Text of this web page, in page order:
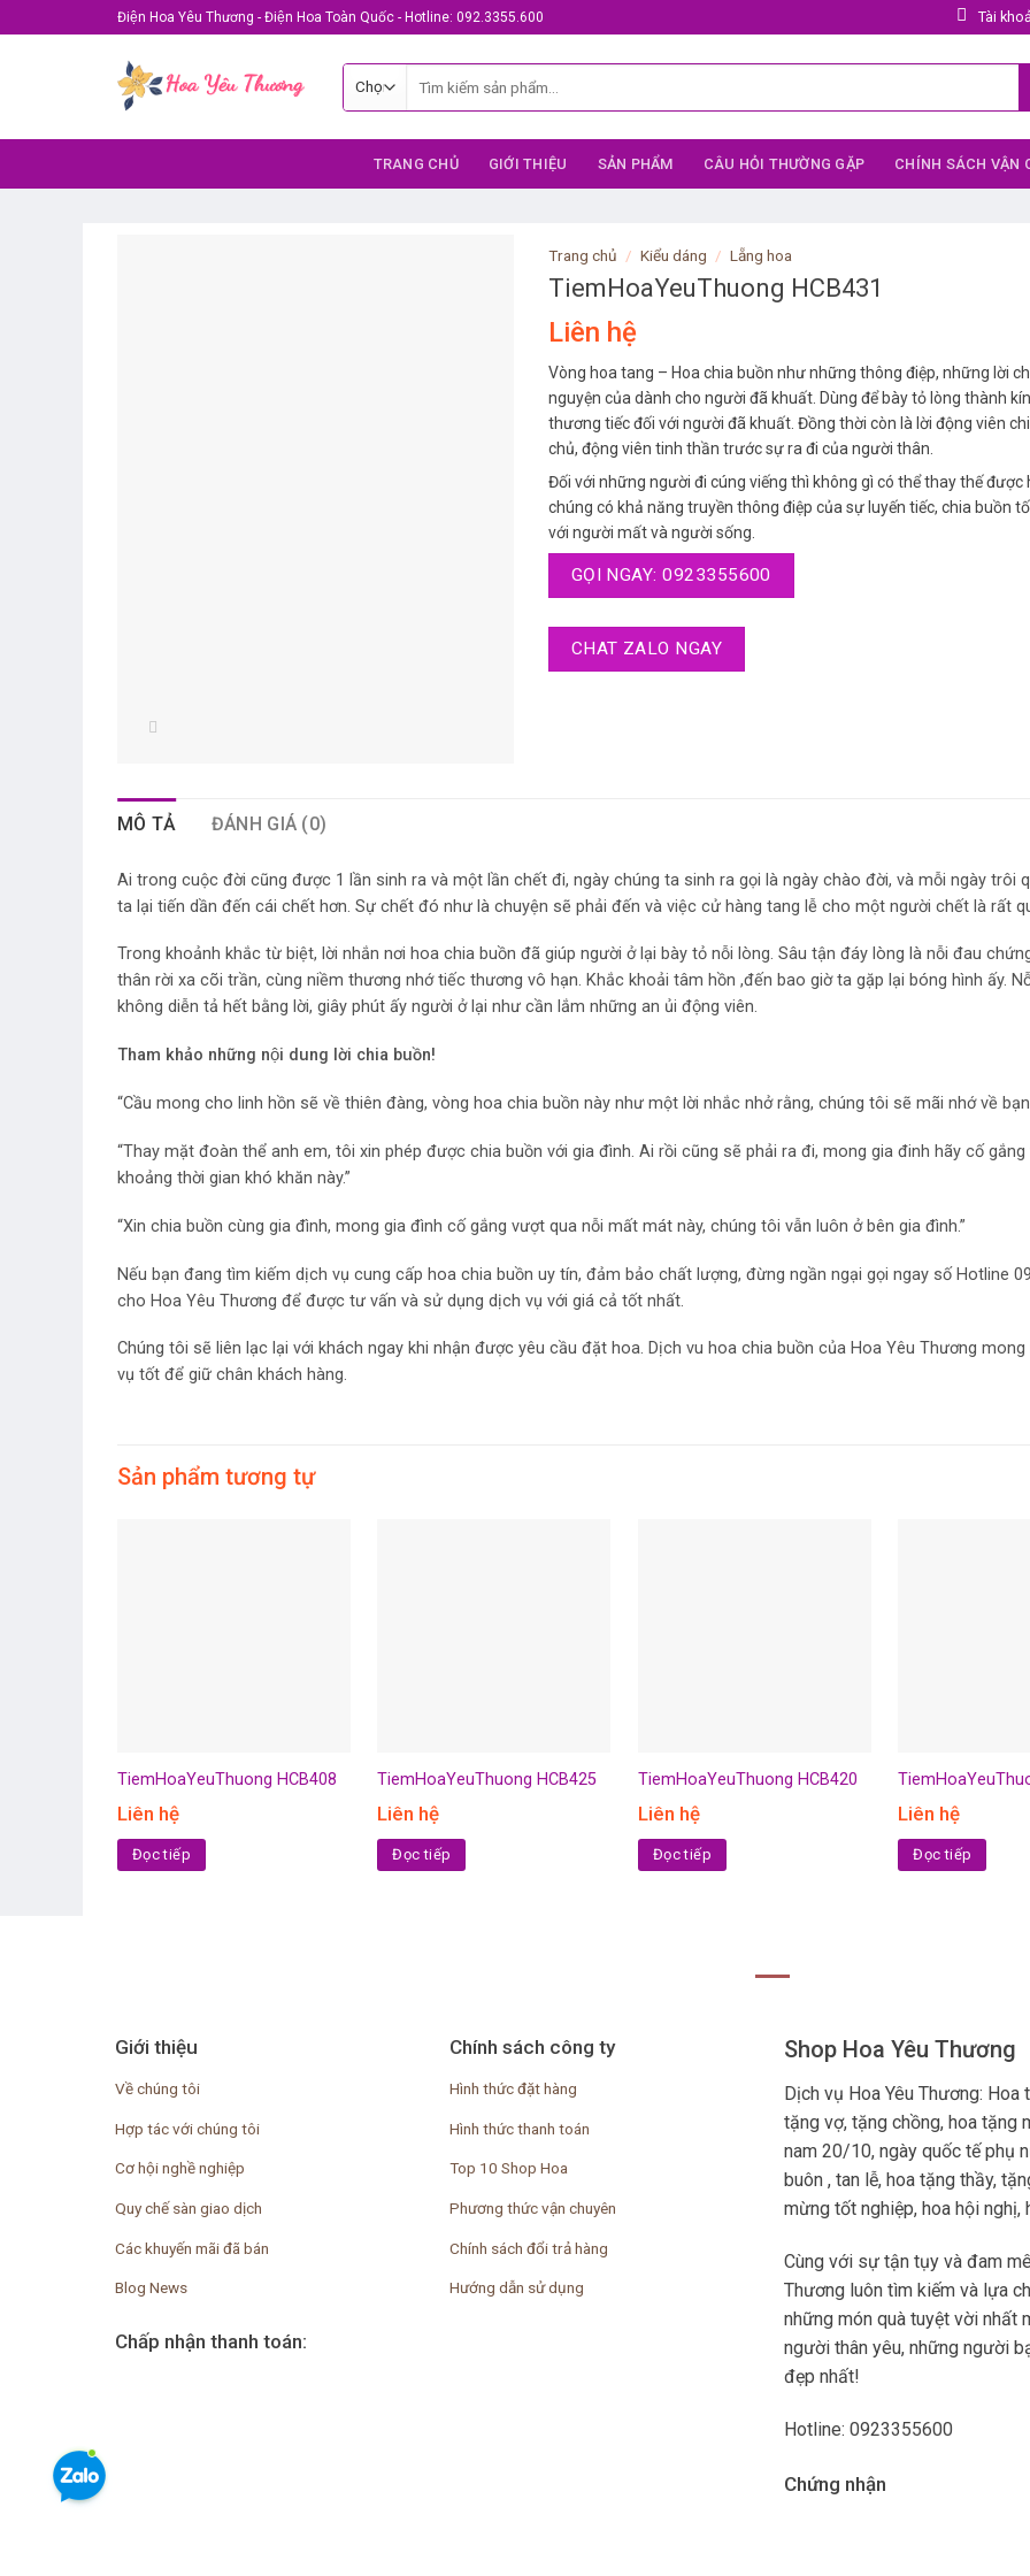
to
Điện Hoa Yêu Thương - Điện Hoa Toàn Quốc - Hotline: 092.3355.600 Tài
kiếm:
TRANG CHỦ GIỚI THIỆU SẢN PHẨM CÂU HỎI THƯỜNG GẶP CHÍNH SÁCH VẬN
Trang chủ / Kiểu dáng / Lẵng hoa
TiemHoaYeuThuong HCB431
Liên hệ
Vòng hoa tang – Hoa chia buồn như những thông điệp, những lời
nguyện của dành cho người đã khuất. Dùng để bày tỏ lòng thành
thương tiếc đối với người đã khuất. Đồng thời còn là lời động viên
chủ, động viên tinh thần trước sự ra đi của người thân.
Đối với những người đi cúng viếng thì không gì có thể thay thế được
chúng có khả năng truyền thông điệp của sự luyến tiếc, chia buồn
với người mất và người sống.
GỌI NGAY: 0923355600
CHAT ZALO NGAY
MÔ TẢ ĐÁNH GIÁ (0)
Ai trong cuộc đời cũng được 1 lần sinh ra và một lần chết đi, ngày chúng ta sinh ra gọi là ngày chào đời, và mỗi ngày trôi
ta lại tiến dần đến cái chết hơn. Sự chết đó như là chuyện sẽ phải đến và việc cử hàng tang lễ cho một người chết là rất
Trong khoảnh khắc từ biệt, lời nhắn nơi hoa chia buồn đã giúp người ở lại bày tỏ nỗi lòng. Sâu tận đáy lòng là nỗi đau
thân rời xa cõi trần, cùng niềm thương nhớ tiếc thương vô hạn. Khắc khoải tâm hồn ,đến bao giờ ta gặp lại bóng hình ấy.
không diễn tả hết bằng lời, giây phút ấy người ở lại như cần lắm những an ủi động viên.
Tham khảo những nội dung lời chia buồn!
“Cầu mong cho linh hồn sẽ về thiên đàng, vòng hoa chia buồn này như một lời nhắc nhở rằng, chúng tôi sẽ mãi nhớ về
“Thay mặt đoàn thể anh em, tôi xin phép được chia buồn với gia đình. Ai rồi cũng sẽ phải ra đi, mong gia đinh hãy cố
khoảng thời gian khó khăn này.”
“Xin chia buồn cùng gia đình, mong gia đình cố gắng vượt qua nỗi mất mát này, chúng tôi vẫn luôn ở bên gia đình.”
Nếu bạn đang tìm kiếm dịch vụ cung cấp hoa chia buồn uy tín, đảm bảo chất lượng, đừng ngần ngại gọi ngay số Hotline
cho Hoa Yêu Thương để được tư vấn và sử dụng dịch vụ với giá cả tốt nhất.
Chúng tôi sẽ liên lạc lại với khách ngay khi nhận được yêu cầu đặt hoa. Dịch vu hoa chia buồn của Hoa Yêu Thương
vụ tốt để giữ chân khách hàng.
Sản phẩm tương tự
TiemHoaYeuThuong HCB408
Liên hệ
Đọc tiếp
TiemHoaYeuThuong HCB425
Liên hệ
Đọc tiếp
TiemHoaYeuThuong HCB420
Liên hệ
Đọc tiếp
Liên hệ
Đọc tiếp
Giới thiệu
Về chúng tôi
Hợp tác với chúng tôi
Cơ hội nghề nghiệp
Quy chế sàn giao dịch
Các khuyến mãi đã bán
Blog News
Chính sách công ty
Hình thức đặt hàng
Hình thức thanh toán
Top 10 Shop Hoa
Phương thức vận chuyên
Chính sách đổi trả hàng
Hướng dẫn sử dụng
Chấp nhận thanh toán:
Shop Hoa Yêu Thương
Dịch vụ Hoa Yêu Thương:
tặng vợ, tặng chồng, hoa tặng
nam 20/10, ngày quốc tế phụ
buôn , tan lễ, hoa tặng thầy,
mừng tốt nghiệp, hoa hội nghị,
Cùng với sự tận tụy và đam
Thương luôn tìm kiếm và lựa
những món quà tuyệt vời nhất
người thân yêu, những người
đẹp nhất!
Hotline: 0923355600
Chứng nhận